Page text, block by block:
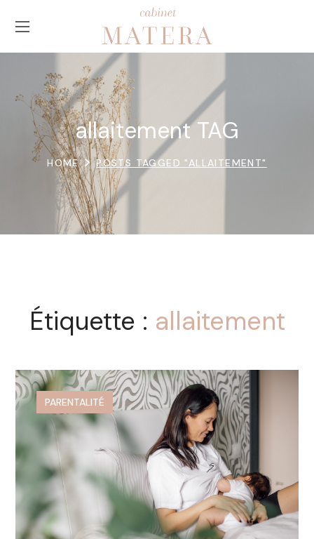
allaitement TAG
HOME POSTS TAGGED "ALLAITEMENT"
Étiquette : allaitement
PARENTALITÉ